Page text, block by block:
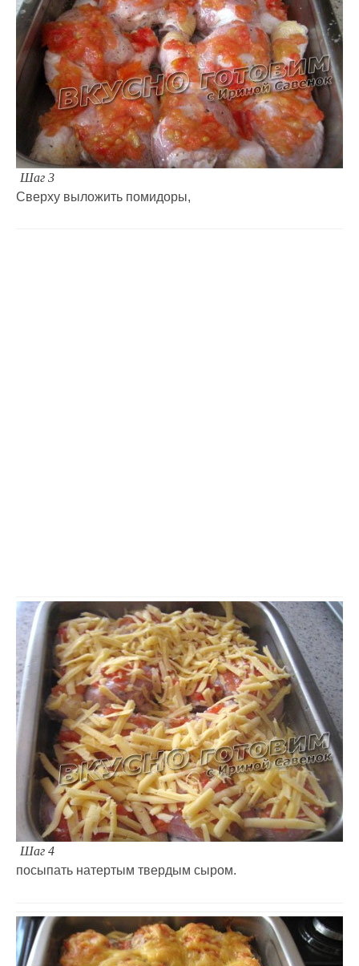
Шаг 3
Сверху выложить помидоры,
Шаг 4
посыпать натертым твердым сыром.